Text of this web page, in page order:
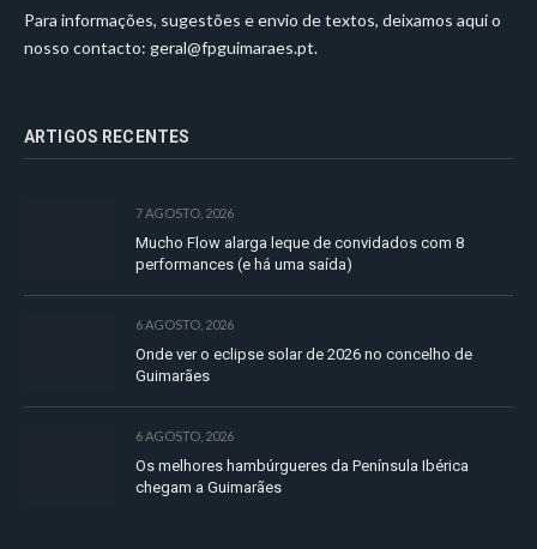
Para informações, sugestões e envio de textos, deixamos aqui o
nosso contacto: geral@fpguimaraes.pt.
ARTIGOS RECENTES
7 AGOSTO, 2026
Mucho Flow alarga leque de convidados com 8
performances (e há uma saída)
6 AGOSTO, 2026
Onde ver o eclipse solar de 2026 no concelho de
Guimarães
6 AGOSTO, 2026
Os melhores hambúrgueres da Península Ibérica
chegam a Guimarães